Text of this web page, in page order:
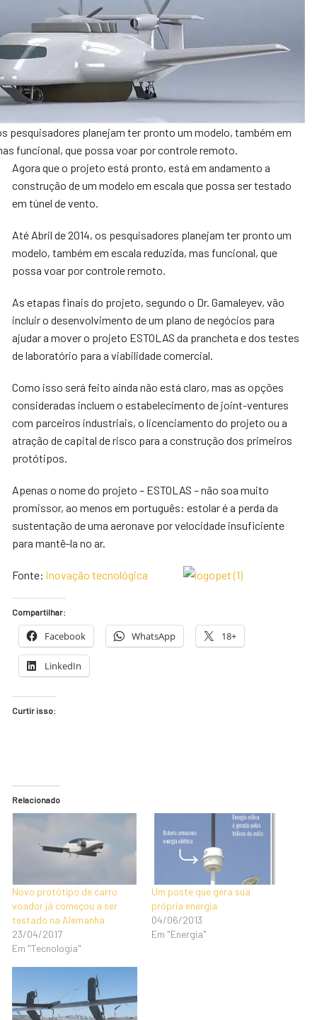
pesquisadores planejam ter pronto um modelo, também em
funcional, que possa voar por controle remoto.
Agora que o projeto está pronto, está em andamento a
construção de um modelo em escala que possa ser testado
em túnel de vento.
Até Abril de 2014, os pesquisadores planejam ter pronto um
modelo, também em escala reduzida, mas funcional, que
possa voar por controle remoto.
As etapas finais do projeto, segundo o Dr. Gamaleyev, vão
incluir o desenvolvimento de um plano de negócios para
ajudar a mover o projeto ESTOLAS da prancheta e dos testes
de laboratório para a viabilidade comercial.
Como isso será feito ainda não está claro, mas as opções
consideradas incluem o estabelecimento de joint-ventures
com parceiros industriais, o licenciamento do projeto ou a
atração de capital de risco para a construção dos primeiros
protótipos.
Apenas o nome do projeto – ESTOLAS – não soa muito
promissor, ao menos em português: estolar é a perda da
sustentação de uma aeronave por velocidade insuficiente
para mantê-la no ar.
Fonte: inovação tecnológica
Compartilhar:
Facebook WhatsApp 18+
LinkedIn
Curtir isso:
Relacionado
Novo protótipo de carro
voador já começou a ser
testado na Alemanha
23/04/2017
Em "Tecnologia"
Um poste que gera sua
própria energia
04/06/2013
Em "Energia"